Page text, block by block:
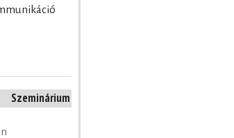
Szeminárium